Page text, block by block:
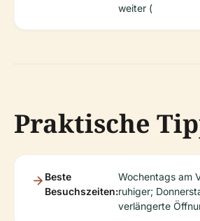
weiter (
Praktische
Beste
Besuchszeiten:
Wochentags am
ruhiger;
verlängerte